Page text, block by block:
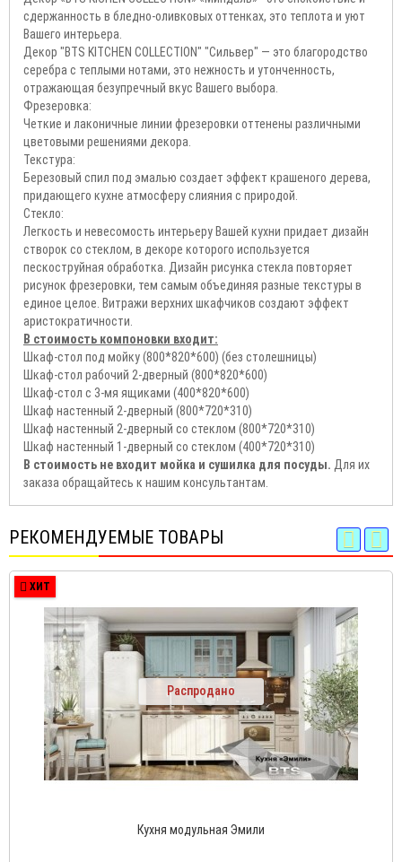
сдержанность в бледно-оливковых оттенках, это теплота и уют
Вашего интерьера.
Декор "BTS KITCHEN COLLECTION" "Сильвер" — это благородство
серебра с теплыми нотами, это нежность и утонченность,
отражающая безупречный вкус Вашего выбора.
Фрезеровка:
Четкие и лаконичные линии фрезеровки оттенены различными
цветовыми решениями декора.
Текстура:
Березовый спил под эмалью создает эффект крашеного дерева,
придающего кухне атмосферу слияния с природой.
Стекло:
Легкость и невесомость интерьеру Вашей кухни придает дизайн
створок со стеклом, в декоре которого используется
пескоструйная обработка. Дизайн рисунка стекла повторяет
рисунок фрезеровки, тем самым объединяя разные текстуры в
единое целое. Витражи верхних шкафчиков создают эффект
аристократичности.
В стоимость компоновки входит:
Шкаф-стол под мойку (800*820*600) (без столешницы)
Шкаф-стол рабочий 2-дверный (800*820*600)
Шкаф-стол с 3-мя ящиками (400*820*600)
Шкаф настенный 2-дверный (800*720*310)
Шкаф настенный 2-дверный со стеклом (800*720*310)
Шкаф настенный 1-дверный со стеклом (400*720*310)
В стоимость не входит мойка и сушилка для посуды. Для их
заказа обращайтесь к нашим консультантам.
РЕКОМЕНДУЕМЫЕ ТОВАРЫ
ХИТ
Распродано
Кухня модульная Эмили